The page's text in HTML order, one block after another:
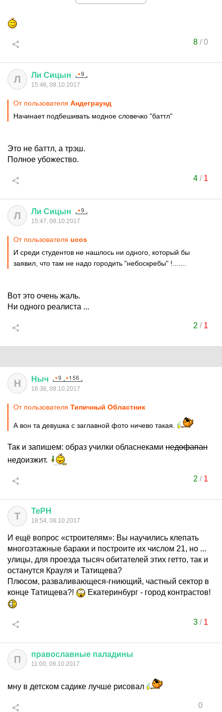
8/0
Л Ли Сицын
15:46, 08.10.2017
От пользователя Aндеграунд
Начинает подбешивать модное словечко "баттл"
Это не баттл, а трэш.
Полное убожество.
4/ 1
Л Ли Сицын
15:47, 08.10.2017
От пользователя ucos
И среди студентов не нашлось ни одного, который бы
заявил, что там не надо городить "небоскребы" !.......
Вот это очень жаль.
Ни одного реалиста ...
2 / 1
Н Ныч
16:36, 08.10.2017
От пользователя Типичный Областник
А вон та девушка с заглавной фото ничево такая.
Так и запишем: образ училки обласнеками недофапан
недоизжит.
2 / 1
Т ТеРН
18:54, 08.10.2017
И ещё вопрос «строителям»: Вы научились клепать
многоэтажные бараки и построите их числом 21, но ...
улицы, для проезда тысяч обитателей этих гетто, так и
останутся Крауля и Татищева?
Плюсом, разваливающеся-гниющий, частный сектор в
конце Татищева?!
Екатеринбург - город контрастов!
3/ 1
П православные паладины
11:00, 09.10.2017
мну в детском садике лучше рисовал
0